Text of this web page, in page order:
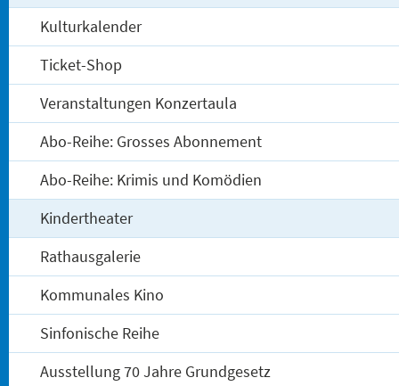
Kulturkalender
Ticket-Shop
Veranstaltungen Konzertaula
Abo-Reihe: Grosses Abonnement
Abo-Reihe: Krimis und Komödien
Kindertheater
Rathausgalerie
Kommunales Kino
Sinfonische Reihe
Ausstellung 70 Jahre Grundgesetz